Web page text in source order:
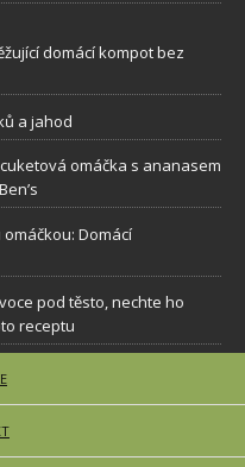
domácí kompot bez
a jahod
omáčka s ananasem
Domácí
pod těsto, nechte ho
receptu